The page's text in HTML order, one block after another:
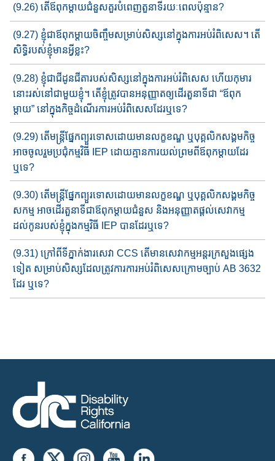
(9.26) តើឪពុកម្តាយជំនួសគួរបំពេញ​តួនាទី​រយៈពេល​ប៉ុន្មាន​?
(9.27) ខ្ញុំជាឪពុកម្តាយចិញ្ចឹមសម្រាប់សិស្សនៅក្នុង​ការអប់រំពិសេស។ តើ​
សិទ្ធិ​របស់​​ខ្ញុំ​មាន​អ្វី​ខ្លះ​?​
(9.28) ខ្ញុំជាជីដូនជីតារបស់សិស្សនៅ​ក្នុង​ការអប់រំពិសេស ហើយកុមារ
នោះ​​រស់នៅជាមួយខ្ញុំ។ តើខ្ញុំត្រូវបានអនុញ្ញាតឲ្យដើរតួនាទី​ជា “ឪពុក
ម្តាយ” នៅក្នុងកិច្ច​ដំណើរការអប់រំពិសេសដែរឬទេ?
(9.29) តើមន្រ្តីផ្នែកព្យួរ​ទោសដោយមានលក្ខខណ្ឌ​ ឬបុគ្គលិកសង្គមកិច្ច
អាចចូលរួមប្រជុំកម្មវិធី IEP ដោយ​គ្មាន​ការយល់ព្រមពីឪពុកម្តាយដែរ
ឬទេ?
(9.30) តើមន្រ្តីផ្នែក​ព្យួរទោស​ដោយមានលក្ខខណ្ឌ​ ឬបុគ្គលិកសង្គមកិច្ច
សកម្ម​ អាចដើរតួនាទី​ជា​ឪពុកម្តាយ​ជំនួស និងអនុញ្ញាតផ្តល់​​សេវាកម្ម
ដល់​កូនរបស់ខ្ញុំក្នុងកម្មវិធី IEP បាន​ដែរឬទេ?
(9.31) ក្រៅពីទីភ្នាក់ងារ​​សេវា​ CCS តើមានសេវាកម្មអន្តរក្រសួងផ្សេង​
ទៀ​ត ​សម្រាប់សិស្សដែលត្រូវការ​ការអប់រំពិសេសក្រោមច្បាប់ ​AB 3632
ដែរ ឬទេ?